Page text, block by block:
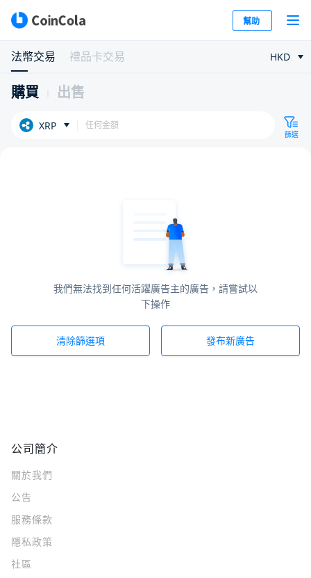
幫助
法幣交易 禮品卡交易 HKD
購買 出售
XRP
篩選
我們無法找到任何活躍廣告主的廣告，請嘗試以
下操作
清除篩選項 發布新廣告
公司簡介
關於我們
公告
服務條款
隱私政策
社區